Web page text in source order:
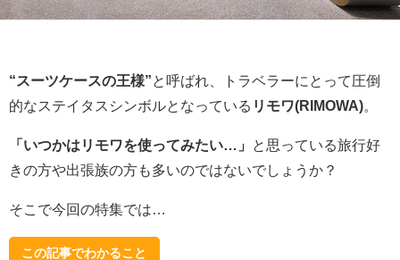
“スーツケースの王様” と呼ばれ、トラベラーにとって圧倒
的なステイタスシンボルとなっている リモワ(RIMOWA)
「いつかはリモワを使ってみたい…」
と思っている旅行好
きの方や出張族の方も多いのではないでしょうか？
そこで今回の特集では…
この記事でわかること